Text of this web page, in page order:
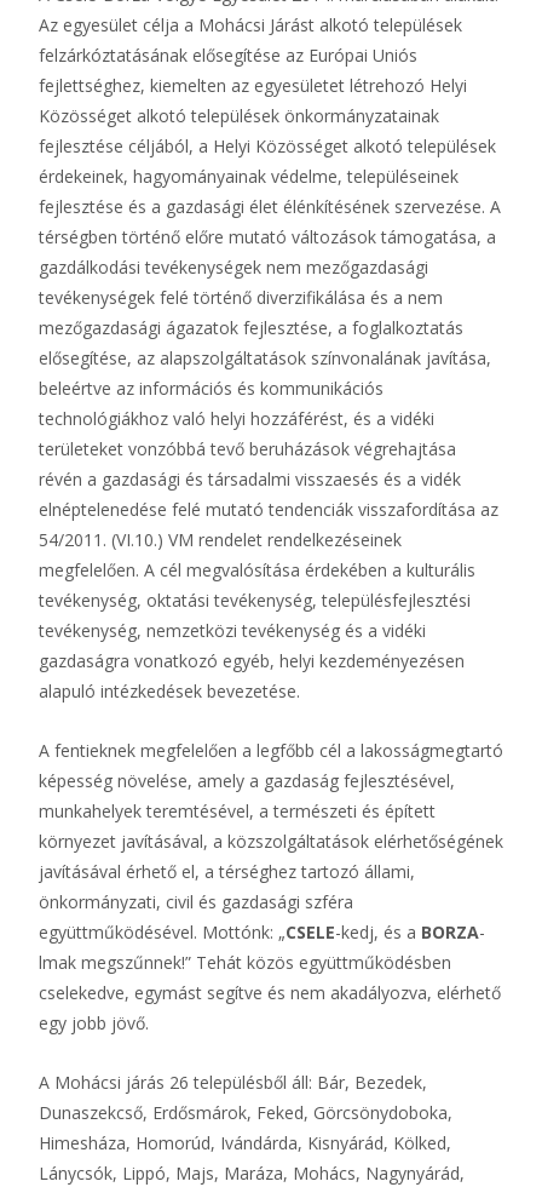
Az egyesület célja a Mohácsi Járást alkotó települések
felzárkóztatásának elősegítése az Európai Uniós
fejlettséghez, kiemelten az egyesületet létrehozó Helyi
Közösséget alkotó települések önkormányzatainak
fejlesztése céljából, a Helyi Közösséget alkotó települések
érdekeinek, hagyományainak védelme, településeinek
fejlesztése és a gazdasági élet élénkítésének szervezése. A
térségben történő előre mutató változások támogatása, a
gazdálkodási tevékenységek nem mezőgazdasági
tevékenységek felé történő diverzifikálása és a nem
mezőgazdasági ágazatok fejlesztése, a foglalkoztatás
elősegítése, az alapszolgáltatások színvonalának javítása,
beleértve az információs és kommunikációs
technológiákhoz való helyi hozzáférést, és a vidéki
területeket vonzóbbá tevő beruházások végrehajtása
révén a gazdasági és társadalmi visszaesés és a vidék
elnéptelenedése felé mutató tendenciák visszafordítása az
54/2011. (VI.10.) VM rendelet rendelkezéseinek
megfelelően. A cél megvalósítása érdekében a kulturális
tevékenység, oktatási tevékenység, településfejlesztési
tevékenység, nemzetközi tevékenység és a vidéki
gazdaságra vonatkozó egyéb, helyi kezdeményezésen
alapuló intézkedések bevezetése.
A fentieknek megfelelően a legfőbb cél a lakosságmegtartó
képesség növelése, amely a gazdaság fejlesztésével,
munkahelyek teremtésével, a természeti és épített
környezet javításával, a közszolgáltatások elérhetőségének
javításával érhető el, a térséghez tartozó állami,
önkormányzati, civil és gazdasági szféra
együttműködésével. Mottónk: „CSELE-kedj, és a BORZA-
lmak megszűnnek!” Tehát közös együttműködésben
cselekedve, egymást segítve és nem akadályozva, elérhető
egy jobb jövő.
A Mohácsi járás 26 településből áll: Bár, Bezedek,
Dunaszekcső, Erdősmárok, Feked, Görcsönydoboka,
Himesháza, Homorúd, Ivándárda, Kisnyárád, Kölked,
Lánycsók, Lippó, Majs, Maráza, Mohács, Nagynyárád,